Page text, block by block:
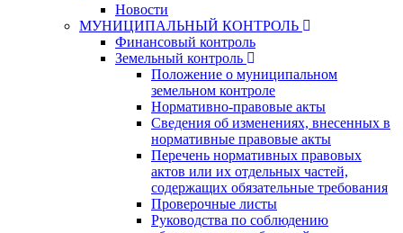
Новости
МУНИЦИПАЛЬНЫЙ КОНТРОЛЬ
Финансовый контроль
Земельный контроль
Положение о муниципальном
земельном контроле
Нормативно-правовые акты
Сведения об изменениях, внесенных в
нормативные правовые акты
Перечень нормативных правовых
актов или их отдельных частей,
содержащих обязательные требования
Проверочные листы
Руководства по соблюдению